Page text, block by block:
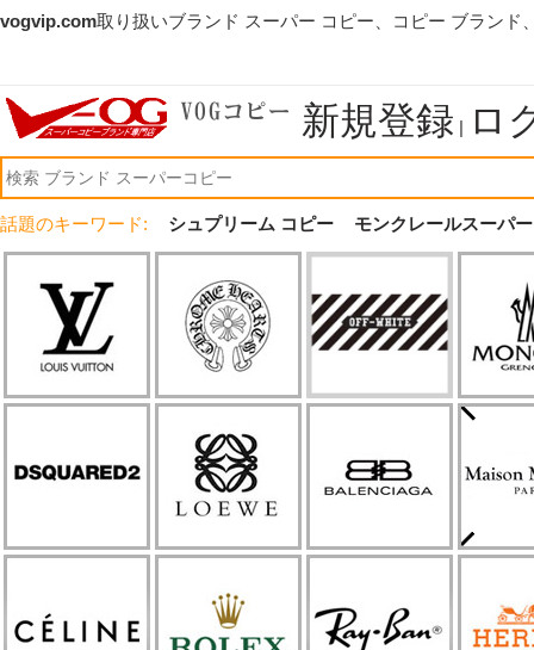
vogvip.com取り扱いブランド スーパー コピー、コピー ブランド
新規登録 | ロ
話題のキーワード: シュプリーム コピー モンクレールスーパ